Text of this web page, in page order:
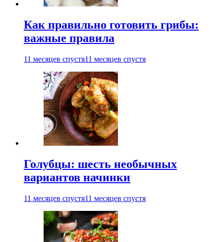
Как правильно готовить грибы:
важные правила
11 месяцев спустя11 месяцев спустя
Голубцы: шесть необычных
вариантов начинки
11 месяцев спустя11 месяцев спустя